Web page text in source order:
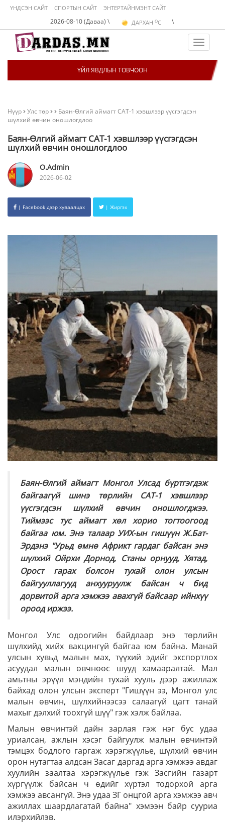
ҮНДСЭН САЙТ СПОРТЫН САЙТ ЭНТЕРТАЙНМЭНТ САЙТ
2026-08-10 (Даваа) \ ДАРХАН OC
ЭРДЭНЭТ C
\
Toggle
ҮЙЛ ЯВДЛЫН ТОВЧООН
Нүүр Улс төр
Баян-Өлгий аймагт САТ-1 хэвшлээр үүсгэгдсэн
шүлхий өвчин оношлогдлоо
Баян-Өлгий аймагт САТ-1 хэвшлээр үүсгэгдсэн
шүлхий өвчин оношлогдлоо
O.Admin
2026-06-02
| Facebook дээр хуваалцах | Жиргэх
Баян-Өлгий аймагт Монгол Улсад бүртгэгдэж
байгаагүй шинэ төрлийн САТ-1 хэвшлээр
үүсгэгдсэн шүлхий өвчин оношлогджээ.
Тиймээс тус аймагт хөл хорио тогтоогоод
байгаа юм. Энэ талаар УИХ-ын гишүүн Ж.Бат-
Эрдэнэ "Урьд өмнө Африкт гардаг байсан энэ
шүлхий Ойрхи Дорнод, Станы орнууд, Хятад,
Орост гарах болсон тухай олон улсын
байгууллагууд анхууруулж байсан ч бид
дорвитой арга хэмжээ авахгүй байсаар ийнхүү
ороод иржээ.
Монгол Улс одоогийн байдлаар энэ төрлийн
шүлхийд хийх вакцингүй байгаа юм байна. Манай
улсын хувьд малын мах, түүхий эдийг экспортлох
асуудал малын өвчнөөс шууд хамааралтай. Мал
амьтны эрүүл мэндийн тухай хууль дээр ажиллаж
байхад олон улсын эксперт "Гишүүн ээ, Монгол улс
малын өвчин, шүлхийнээсээ салаагүй цагт танай
махыг дэлхий тоохгүй шүү" гэж хэлж байлаа.
Малын өвчинтэй дайн зарлая гэж нэг бус удаа
уриалсан, ажлын хэсэг байгуулж малын өвчинтэй
тэмцэх бодлого гаргаж хэрэгжүүлье, шүлхий өвчин
орон нутагтаа алдсан Засаг даргад арга хэмжээ авдаг
хуулийн заалтаа хэрэгжүүлье гэж Засгийн газарт
хүргүүлж байсан ч өдийг хүртэл тодорхой арга
хэмжээ авсангүй. Энэ удаа ЗГ онцгой арга хэмжээ авч
ажиллах шаардлагатай байна" хэмээн байр сууриа
илэрхийлэв.